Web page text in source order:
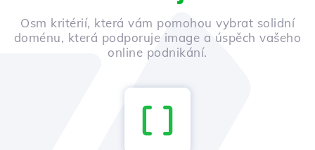
Osm kritérií, která vám pomohou vybrat solidní
doménu, která podporuje image a úspěch vašeho
online podnikání.